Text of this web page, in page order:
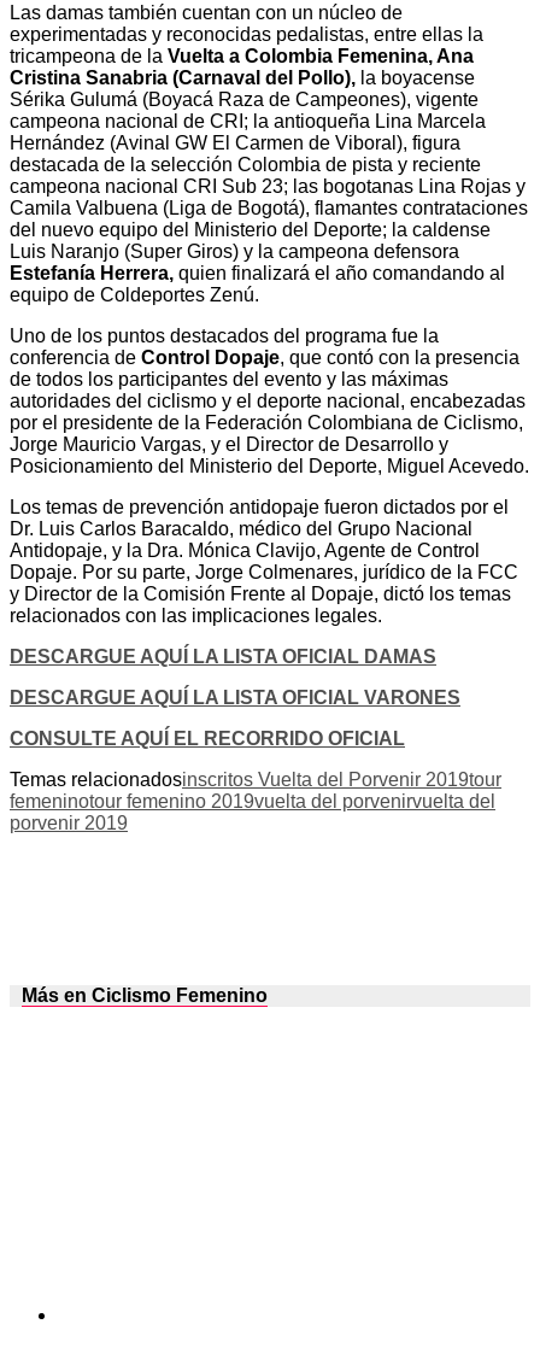
Las damas también cuentan con un núcleo de
experimentadas y reconocidas pedalistas, entre ellas la
tricampeona de la Vuelta a Colombia Femenina, Ana
Cristina Sanabria (Carnaval del Pollo), la boyacense
Sérika Gulumá (Boyacá Raza de Campeones), vigente
campeona nacional de CRI; la antioqueña Lina Marcela
Hernández (Avinal GW El Carmen de Viboral), figura
destacada de la selección Colombia de pista y reciente
campeona nacional CRI Sub 23; las bogotanas Lina Rojas y
Camila Valbuena (Liga de Bogotá), flamantes contrataciones
del nuevo equipo del Ministerio del Deporte; la caldense
Luis Naranjo (Super Giros) y la campeona defensora
Estefanía Herrera, quien finalizará el año comandando al
equipo de Coldeportes Zenú.
Uno de los puntos destacados del programa fue la
conferencia de Control Dopaje, que contó con la presencia
de todos los participantes del evento y las máximas
autoridades del ciclismo y el deporte nacional, encabezadas
por el presidente de la Federación Colombiana de Ciclismo,
Jorge Mauricio Vargas, y el Director de Desarrollo y
Posicionamiento del Ministerio del Deporte, Miguel Acevedo.
Los temas de prevención antidopaje fueron dictados por el
Dr. Luis Carlos Baracaldo, médico del Grupo Nacional
Antidopaje, y la Dra. Mónica Clavijo, Agente de Control
Dopaje. Por su parte, Jorge Colmenares, jurídico de la FCC
y Director de la Comisión Frente al Dopaje, dictó los temas
relacionados con las implicaciones legales.
DESCARGUE AQUÍ LA LISTA OFICIAL DAMAS
DESCARGUE AQUÍ LA LISTA OFICIAL VARONES
CONSULTE AQUÍ EL RECORRIDO OFICIAL
Temas relacionadosinscritos Vuelta del Porvenir 2019tour
femeninotour femenino 2019vuelta del porvenirvuelta del
porvenir 2019
Más en Ciclismo Femenino